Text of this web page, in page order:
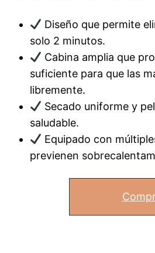
Diseño que permite
solo 2 minutos.
Cabina amplia que
suficiente para que las
libremente.
Secado uniforme y
saludable.
Equipado con
previenen